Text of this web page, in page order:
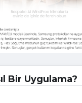
Bir Uygulama?